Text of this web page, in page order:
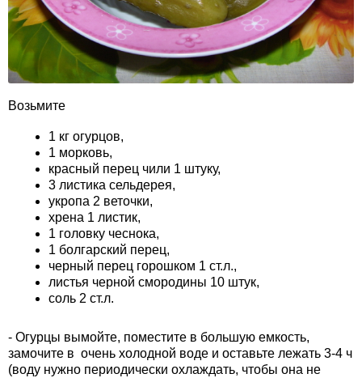
Возьмите
1 кг огурцов,
1 морковь,
красный перец чили 1 штуку,
3 листика сельдерея,
укропа 2 веточки,
хрена 1 листик,
1 головку чеснока,
1 болгарский перец,
черный перец горошком 1 ст.л.,
листья черной смородины 10 штук,
соль 2 ст.л.
- Огурцы вымойте, поместите в большую емкость,
замочите в очень холодной воде и оставьте лежать 3-4 ч
(воду нужно периодически охлаждать, чтобы она не